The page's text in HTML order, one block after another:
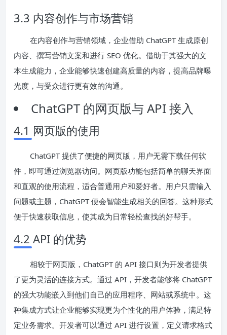
3.3 内容创作与市场营销
在内容创作与营销领域，企业借助 ChatGPT 生成原创
内容、撰写营销文案和进行 SEO 优化。借助于其强大的文
本生成能力，企业能够快速创建高质量的内容，提高品牌曝
光度，与受众进行更有效的沟通。
ChatGPT 的网页版与 API 接入
4.1 网页版的使用
ChatGPT 提供了便捷的网页版，用户无需下载任何软
件，即可通过浏览器访问。网页版功能包括简单的聊天界面
和直观的使用流程，适合普通用户和爱好者。用户只需输入
问题或主题，ChatGPT 便会智能生成相关的回答。这种形式
便于快速获取信息，使其成为日常轻松查找的好帮手。
4.2 API 的优势
相较于网页版，ChatGPT 的 API 接口则为开发者提供
了更为灵活的连接方式。通过 API，开发者能够将 ChatGPT
的强大功能嵌入到他们自己的应用程序、网站或系统中。这
种集成方式让企业能够实现更为个性化的用户体验，满足特
定业务需求。开发者可以通过 API 进行设置，定义请求格式